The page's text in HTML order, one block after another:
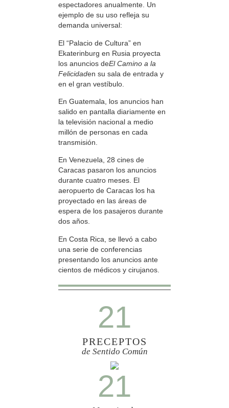
espectadores anualmente. Un
ejemplo de su uso refleja su
demanda universal:
El “Palacio de Cultura” en
Ekaterinburg en Rusia proyecta
los anuncios deEl Camino a la
Felicidaden su sala de entrada y
en el gran vestíbulo.
En Guatemala, los anuncios han
salido en pantalla diariamente en
la televisión nacional a medio
millón de personas en cada
transmisión.
En Venezuela, 28 cines de
Caracas pasaron los anuncios
durante cuatro meses. El
aeropuerto de Caracas los ha
proyectado en las áreas de
espera de los pasajeros durante
dos años.
En Costa Rica, se llevó a cabo
una serie de conferencias
presentando los anuncios ante
cientos de médicos y cirujanos.
21
PRECEPTOS
de Sentido Común
21